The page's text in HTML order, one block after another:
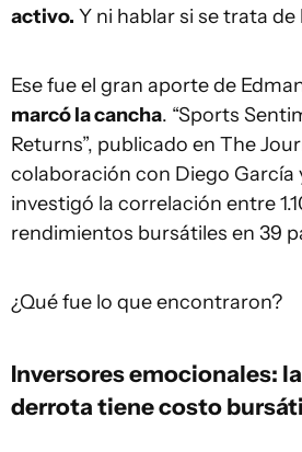
activo. Y ni hablar si se trata
Ese fue el gran aporte de
marcó la cancha. “Sports
Returns”, publicado en The
colaboración con Diego García
investigó la correlación entre
rendimientos bursátiles en 39
¿Qué fue lo que encontraron?
Inversores emocionales:
derrota tiene costo